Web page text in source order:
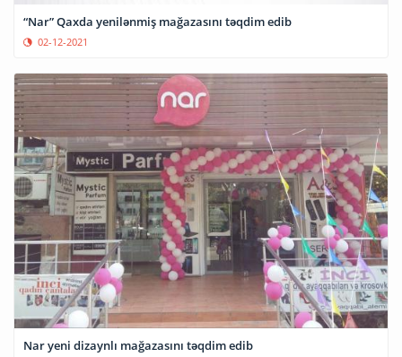
“Nar” Qaxda yenilənmiş mağazasını təqdim edib
02-12-2021
Nar yeni dizaynlı mağazasını təqdim edib